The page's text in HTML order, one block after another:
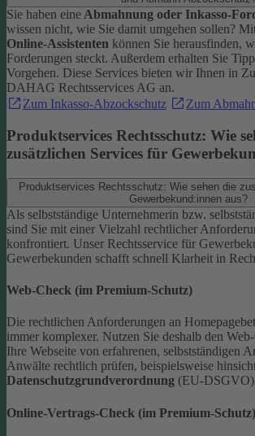
Sie haben eineAbmahnung oder Inkasso-
wissen nicht, wie Sie damit umgehen sollen?
Online-Assistenten können Sie herausfinden,
Forderungen steckt. Außerdem erhalten Sie
Vorgehen. Diese Services bieten wir Ihnen in
DAHAG Rechtsservices AG an.
Zum Inkasso-Abzockschutz
Zum
Produktservices Rechtsschutz: Wie
zusätzlichen Services für
Produktservices Rechtsschutz: Wie sehen die
Gewerbekund:innen aus?
Als selbstständige Unternehmerin bzw.
sind Sie mit einer Vielzahl rechtlicher
konfrontiert. Unser Rechtsservice für
Gewerbekunden schafft schnell Klarheit in
Web-Check (im Premium-Schutz)
Die rechtlichen Anforderungen an
immer komplexer. Nutzen Sie deshalb den
Ihre Webseite von erfahrenen, selbstständigen
Anwälte rechtlich prüfen, beispielsweise
Datenschutzgrundverordnung (EU-
Online-Vertrags-Check (im Premium-Schutz)